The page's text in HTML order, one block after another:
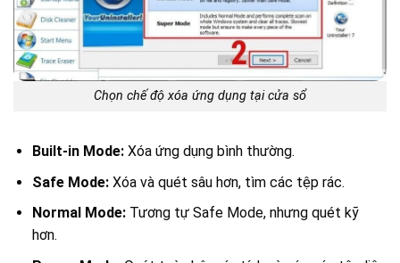
Chọn chế độ xóa ứng dụng tại cửa sổ
Built-in Mode:Xóa ứng dụng bình thường.
Safe Mode:Xóa và quét sâu hơn, tìm các tệp rác.
Normal Mode:Tương tự Safe Mode, nhưng quét kỹ
hơn.